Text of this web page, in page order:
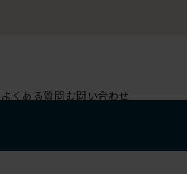
よくある質問お問い合わせ